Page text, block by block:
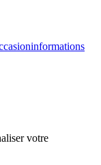
informations
votre